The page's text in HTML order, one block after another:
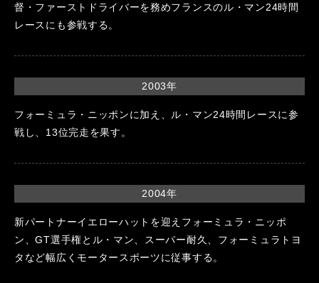
督・ファーストドライバーを務めフランスのル・マン24時間
レースにも参戦する。
2003年
フォーミュラ・ニッポンに加え、ル・マン24時間レースに参
戦し、13位完走を果す。
2004年
新パートナーイエローハットを迎えフォーミュラ・ニッポ
ン、GT選手権とル・マン、スーパー耐久、フォーミュラトヨ
タなど幅広くモータースポーツに従事する。